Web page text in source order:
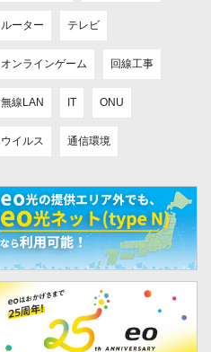
ルーター テレビ
オンラインゲーム 回線工事
無線LAN IT ONU
ウイルス 通信環境